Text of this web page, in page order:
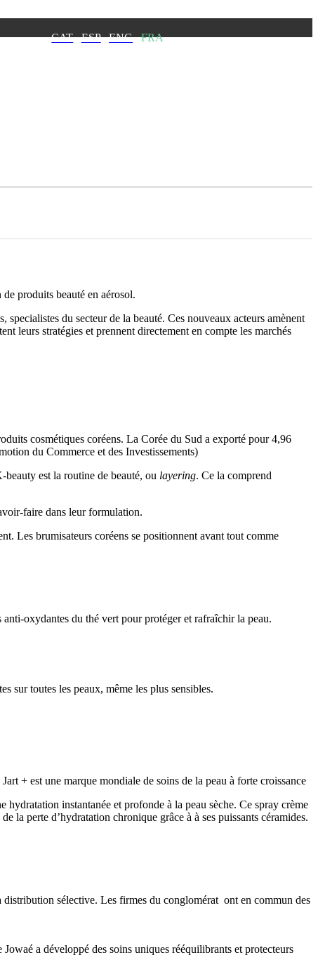
CAT
ESP ENG FRA
produits beauté en aérosol.
du secteur de la beauté. Ces nouveaux acteurs amènent
leurs stratégies et prennent directement en compte les marchés
cosmétiques coréens. La Corée du Sud a exporté pour 4,96
du Commerce et des Investissements)
est la routine de beauté, ou layering. Ce la comprend
faire dans leur formulation.
Les brumisateurs coréens se positionnent avant tout comme
oxydantes du thé vert pour protéger et rafraîchir la peau.
sur toutes les peaux, même les plus sensibles.
+ est une marque mondiale de soins de la peau à forte croissance
instantanée et profonde à la peau sèche. Ce spray crème
la perte d’hydratation chronique grâce à à ses puissants céramides.
sélective. Les firmes du conglomérat ont en commun des
a développé des soins uniques rééquilibrants et protecteurs